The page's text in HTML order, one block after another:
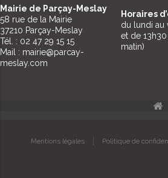
Mairie de Parçay-Meslay
58 rue de la Mairie
37210 Parçay-Meslay
Tél. : 02 47 29 15 15
Mail : mairie@parcay-
meslay.com
Horaires
du lundi au
et de
matin)
Aller
Mentions légales Politique de